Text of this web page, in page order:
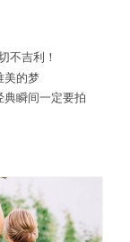
不吉利！
美的梦
瞬间一定要拍